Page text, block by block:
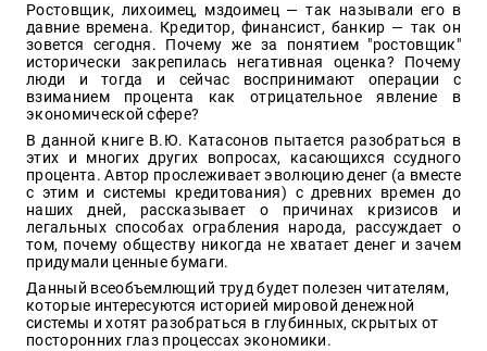
Ростовщик, лихоимец, мздоимец — так называли его в
давние времена. Кредитор, финансист, банкир — так он
зовется сегодня. Почему же за понятием "ростовщик"
исторически закрепилась негативная оценка? Почему
люди и тогда и сейчас воспринимают операции с
взиманием процента как отрицательное явление в
экономической сфере?
В данной книге В.Ю. Катасонов пытается разобраться в
этих и многих других вопросах, касающихся ссудного
процента. Автор прослеживает эволюцию денег (а вместе
с этим и системы кредитования) с древних времен до
наших дней, рассказывает о причинах кризисов и
легальных способах ограбления народа, рассуждает о
том, почему обществу никогда не хватает денег и зачем
придумали ценные бумаги.
Данный всеобъемлющий труд будет полезен читателям,
которые интересуются историей мировой денежной
системы и хотят разобраться в глубинных, скрытых от
посторонних глаз процессах экономики.
Оптовикам
Авторам
Контакты
Мероприятия
+7(499)
350-17-
79
Москва
pochta@den-
magazin.ru